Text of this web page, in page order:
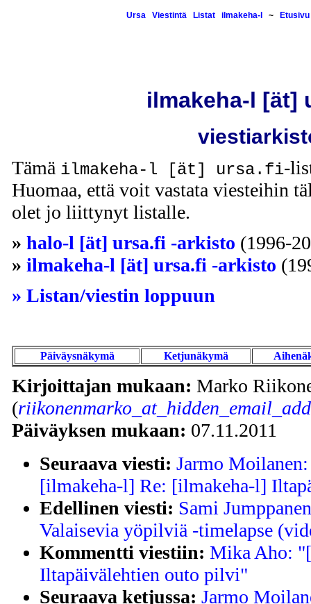
Ursa Viestintä Listat ilmakeha-l ~ Etusivu
ilmakeha-l [ät]
Tämä ilmakeha-l [ät] ursa.fi-
Huomaa, että voit vastata viesteihin
olet jo liittynyt listalle.
» halo-l [ät] ursa.fi -arkisto (1996-
» ilmakeha-l [ät] ursa.fi -arkisto
» Listan/viestin loppuun
Päiväysnäkymä Ketjunäkymä
Kirjoittajan mukaan: Marko
(
Päiväyksen mukaan: 07.11.2011
Seuraava viesti: Jarmo
[ilmakeha-l] Re: [ilmakeha-l]
Edellinen viesti: Sami
Valaisevia yöpilviä -timelapse
Kommentti viestiin: Mika Aho:
Iltapäivälehtien outo pilvi"
Seuraava ketjussa: Jarmo